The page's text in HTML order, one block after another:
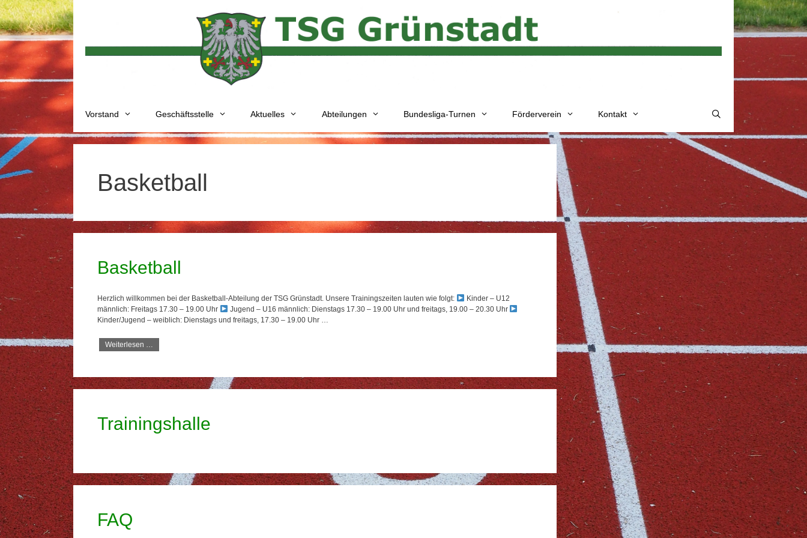
Zum
Inhalt
springen
Vorstand Geschäftsstelle Aktuelles Abteilungen Bundesliga-Turnen Förderverein Kontakt
Basketball
Basketball
Herzlich willkommen bei der Basketball-Abteilung der TSG Grünstadt. Unsere Trainingszeiten lauten wie folgt:
Kinder – U12
männlich: Freitags 17.30 – 19.00 Uhr
Jugend – U16 männlich: Dienstags 17.30 – 19.00 Uhr und freitags, 19.00 – 20.30 Uhr
Kinder/Jugend – weiblich: Dienstags und freitags, 17.30 – 19.00 Uhr …
Weiterlesen …
Trainingshalle
FAQ